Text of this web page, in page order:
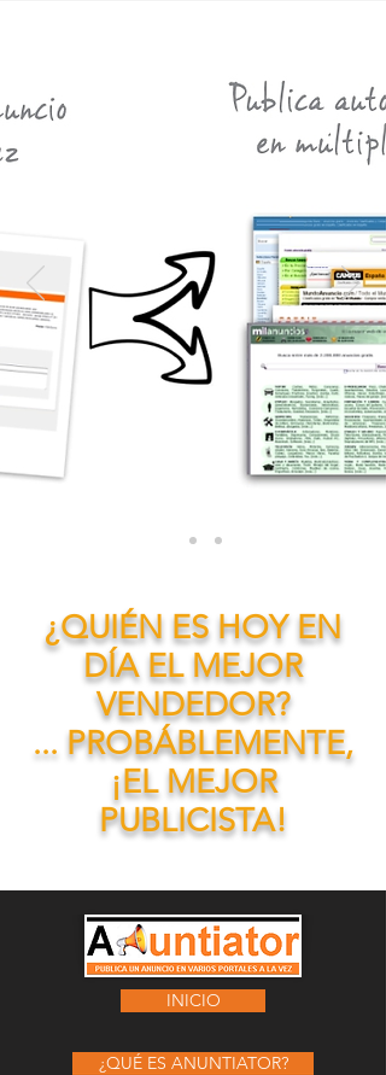
¿QUIÉN ES HOY EN
DÍA EL MEJOR
VENDEDOR?
... PROBÁBLEMENTE,
¡EL MEJOR
PUBLICISTA!
INICIO
¿QUÉ ES ANUNTIATOR?